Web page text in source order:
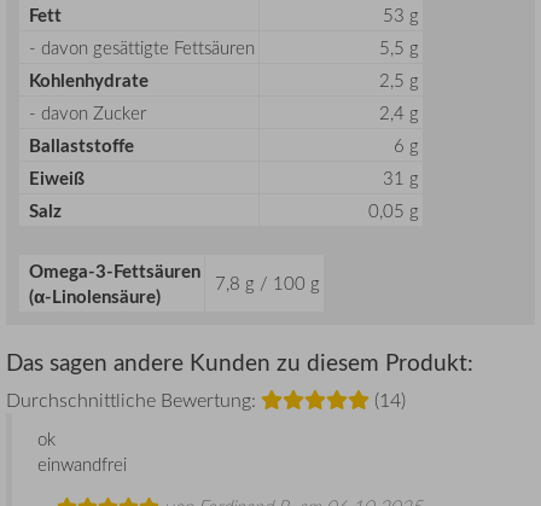
Fett
53 g
- davon gesättigte Fettsäuren
5,5 g
Kohlenhydrate
2,5 g
- davon Zucker
2,4 g
Ballaststoffe 6 g
Eiweiß 31 g
Salz 0,05 g
Omega-3-Fettsäuren
(α-Linolensäure)
7,8 g / 100 g
Das sagen andere Kunden zu diesem Produkt:
Durchschnittliche Bewertung: (14)
ok
einwandfrei